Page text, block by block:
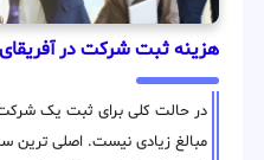
هزینه ثبت شرکت در
در حالت کلی برای ثبت یک شرکت
مبالغ زیادی نیست. اصلی ترین